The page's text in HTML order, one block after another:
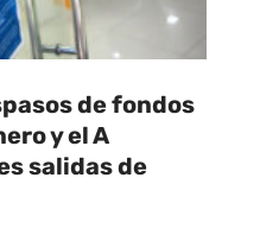
de fondos
y el A
salidas de